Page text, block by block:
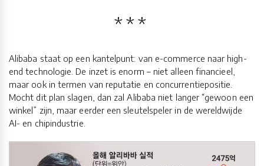
Alibaba staat op een kantelpunt: van e-commerce naar high-
end technologie. De inzet is enorm – niet alleen financieel,
maar ook in termen van reputatie en concurrentiepositie.
Mocht dit plan slagen, dan zal Alibaba niet langer “gewoon een
winkel” zijn, maar eerder een sleutelspeler in de wereldwijde
AI- en chipindustrie.